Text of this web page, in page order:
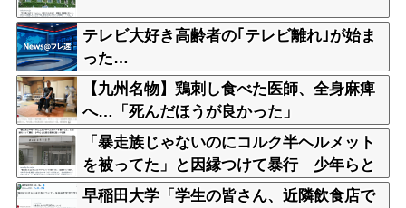
テレビ大好き高齢者の｢テレビ離れ｣が始ま
った…
【九州名物】鶏刺し食べた医師、全身麻痺
へ…「死んだほうが良かった」
「暴走族じゃないのにコルク半ヘルメット
を被ってた」と因縁つけて暴行 少年らと
父親(37)逮捕
早稲田大学「学生の皆さん、近隣飲食店で